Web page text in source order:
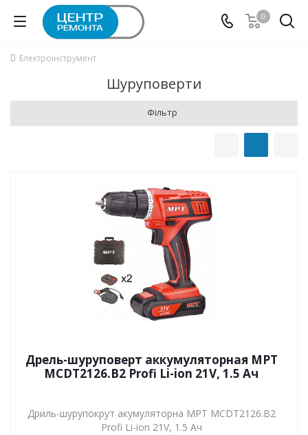
0
Електроінструмент
Шуруповерти
Фільтр
Дрель-шуруповерт аккумуляторная MPT
MCDT2126.B2 Profi Li-ion 21V, 1.5 Ач
Дриль-шурупокрут акумуляторна MPT MCDT2126.B2
Profi Li-ion 21V, 1.5 Ач